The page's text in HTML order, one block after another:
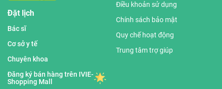
Đặt lịch
Bác sĩ
Cơ sở y tế
Chuyên khoa
Đăng ký bán hàng trên IVIE-
Shopping Mall
Điều khoản sử dụng
Chính sách bảo mật
Quy chế hoạt động
Trung tâm trợ giúp